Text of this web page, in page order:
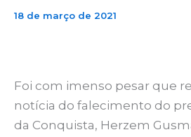
18 de março de 2021
Foi com imenso pesar que
notícia do falecimento do
da Conquista, Herzem